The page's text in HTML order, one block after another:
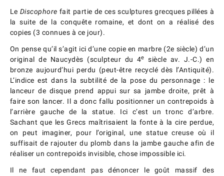
Le Discophore fait partie de ces sculptures grecques pillées à
la suite de la conquête romaine, et dont on a réalisé des
copies (3 connues à ce jour).
On pense qu’il s’agit ici d’une copie en marbre (2e siècle) d’un
original de Naucydès (sculpteur du 4e
siècle av. J.-C.) en
bronze aujourd’hui perdu (peut-être recyclé dès l’Antiquité).
L’indice est dans la subtilité de la pose du personnage : le
lanceur de disque prend appui sur sa jambe droite, prêt à
faire son lancer. Il a donc fallu positionner un contrepoids à
l’arrière gauche de la statue. Ici c’est un tronc d’arbre.
Sachant que les Grecs maîtrisaient la fonte à la cire perdue,
on peut imaginer, pour l’original, une statue creuse où il
suffisait de rajouter du plomb dans la jambe gauche afin de
réaliser un contrepoids invisible, chose impossible ici.
Il ne faut cependant pas dénoncer le goût massif des